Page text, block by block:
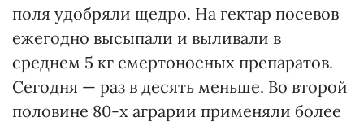
поля удобряли щедро. На гектар посевов
ежегодно высыпали и выливали в
среднем 5 кг смертоносных препаратов.
Сегодня — раз в десять меньше. Во второй
половине 80-х аграрии применяли более